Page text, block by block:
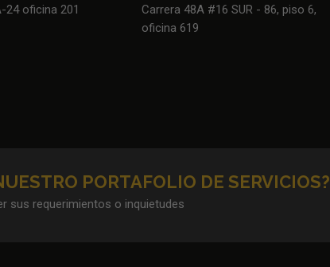
24 oficina 201
Carrera 48A #16 SUR - 86, piso 6,
oficina 619
PORTAFOLIO DE SERVICIOS?
sus requerimientos o inquietudes